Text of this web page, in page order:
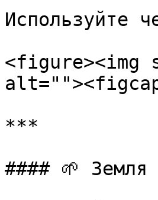
Используйте
<figure><img
***
#### 🌱 Земля